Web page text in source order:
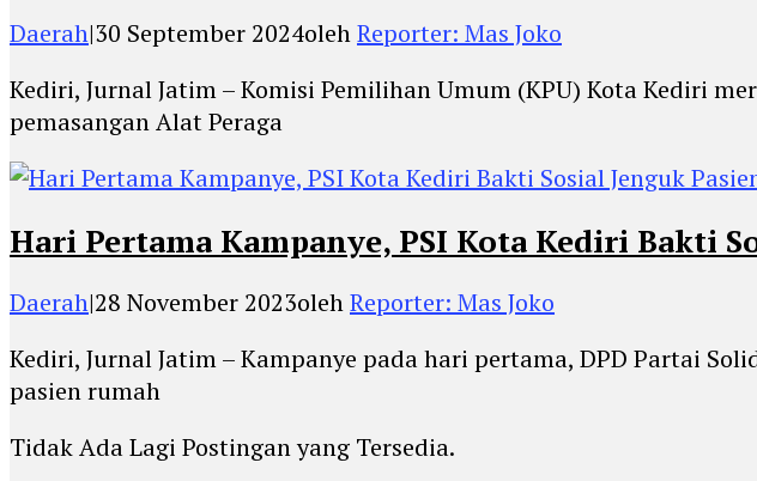
Daerah|30 September 2024olehReporter: Mas Joko
Kediri, Jurnal Jatim – Komisi Pemilihan Umum (KPU) Kota Kediri
pemasangan Alat Peraga
Hari Pertama Kampanye, PSI Kota Kediri Bakti
Daerah|28 November 2023olehReporter: Mas Joko
Kediri, Jurnal Jatim – Kampanye pada hari pertama, DPD Partai
pasien rumah
Tidak Ada Lagi Postingan yang Tersedia.